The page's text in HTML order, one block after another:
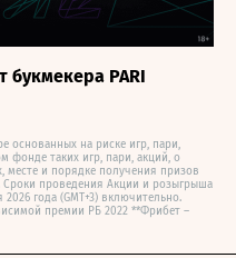
букмекера PARI
основанных на риске игр, пари,
фонде таких игр, пари, акций, о
месте и порядке получения призов
Сроки проведения Акции и розыгрыша
года (GMT+3) включительно.
премии РБ 2022 **Фрибет –